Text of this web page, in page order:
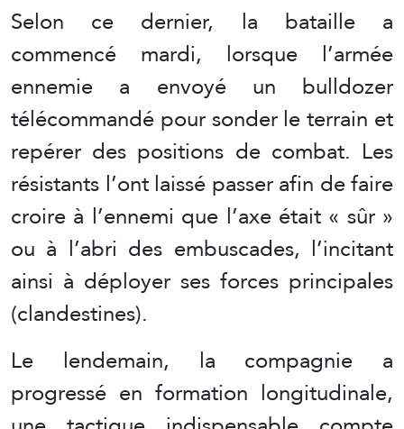
Selon ce dernier, la bataille a
commencé mardi, lorsque l’armée
ennemie a envoyé un bulldozer
télécommandé pour sonder le terrain et
repérer des positions de combat. Les
résistants l’ont laissé passer afin de faire
croire à l’ennemi que l’axe était « sûr »
ou à l’abri des embuscades, l’incitant
ainsi à déployer ses forces principales
(clandestines).
Le lendemain, la compagnie a
progressé en formation longitudinale,